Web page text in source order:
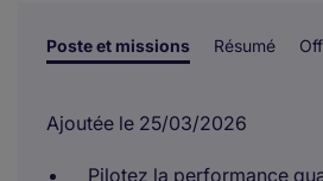
Poste et missions Résumé
Ajoutée le 25/03/2026
Pilotez la performance